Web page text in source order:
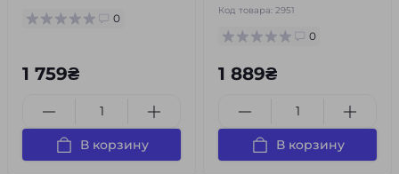
0
1 759₴
В корзину
Код товара: 2951
0
1 889₴
В корзину